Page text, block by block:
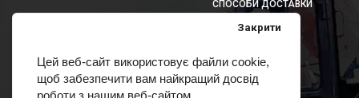
Цей веб-сайт використовує файли cookie,
щоб забезпечити вам найкращий досвід
роботи з нашим веб-сайтом.
Закрити
СПОСОБИ ДОСТАВКИ
СПОСОБИ ОПЛАТИ